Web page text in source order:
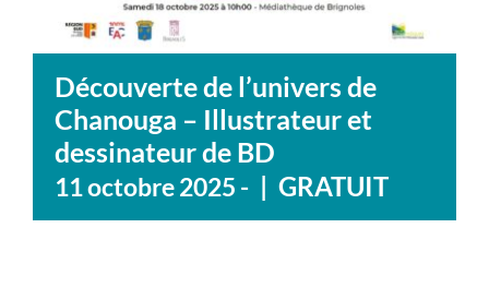
Découverte de l’univers de
Chanouga – Illustrateur et
dessinateur de BD
11 octobre 2025 - | GRATUIT